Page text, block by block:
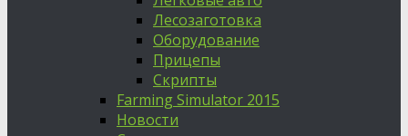
Лесозаготовка
Оборудование
Прицепы
Скрипты
Farming Simulator 2015
Новости